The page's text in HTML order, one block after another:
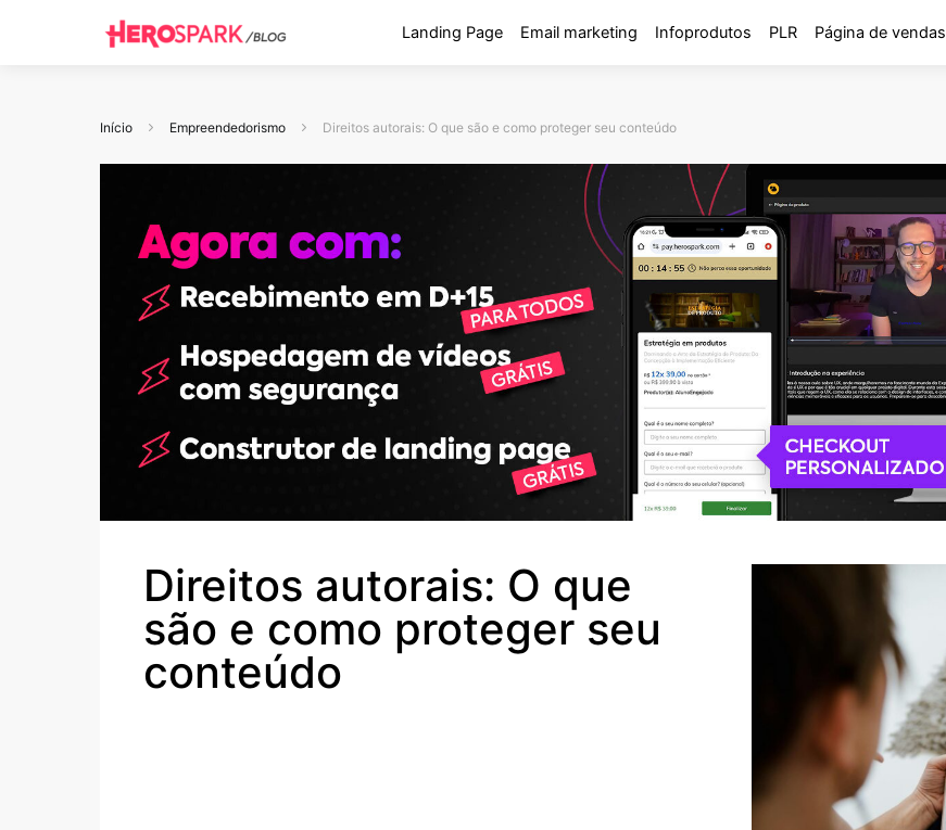
Landing Page Email marketing Infoprodutos PLR Página de vendas
Início Empreendedorismo Direitos autorais: O que são e como proteger seu conteúdo
Direitos autorais: O que
são e como proteger seu
conteúdo